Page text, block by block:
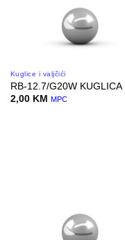
Kuglice i valjčići
RB-12.7/G20W KUGLICA
2,00 KM MPC